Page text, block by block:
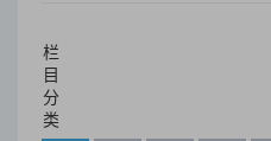
栏
目
分
类